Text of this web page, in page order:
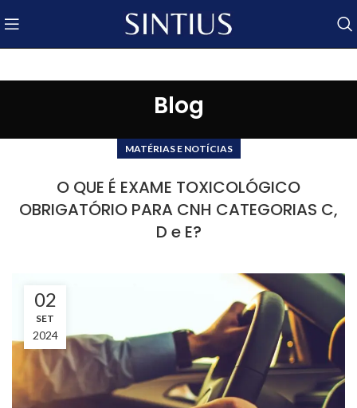
Blog
MATÉRIAS E NOTÍCIAS
O QUE É EXAME TOXICOLÓGICO
OBRIGATÓRIO PARA CNH CATEGORIAS C,
D e E?
02
SET
2024